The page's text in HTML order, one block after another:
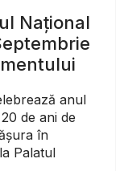
Național
anul
de ani de
în
Palatul